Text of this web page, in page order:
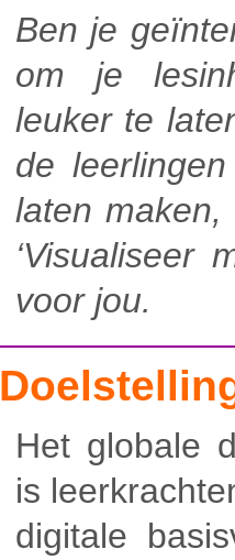
Ben je
om je
leuker te
de
laten
‘Visualiseer
voor jou.
Het globale
is
digitale